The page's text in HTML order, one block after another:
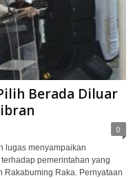
Berada Diluar
0
lugas menyampaikan
pemerintahan yang
Raka. Pernyataan